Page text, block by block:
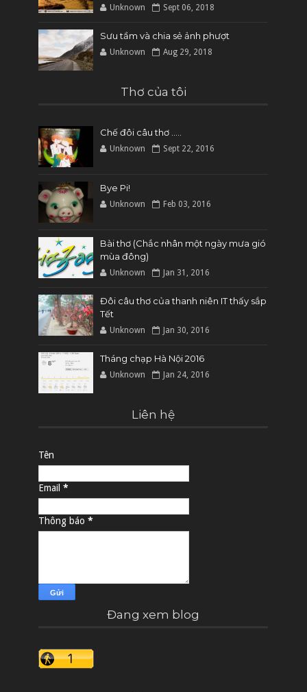
Unknown Sept 06, 2018
Sưu tầm và chia sẻ ảnh phượt
Unknown Aug 29, 2018
Thơ của tôi
Chế đôi câu thơ .....
Unknown Sept 22, 2016
Bye Pi!
Unknown Feb 03, 2016
Bài thơ (Chắc nhân một ngày mưa gió
mùa đông)
Unknown Jan 31, 2016
Đôi câu thơ của thanh niên IT thấy sắp
Tết
Unknown Jan 30, 2016
Tháng chạp Hà Nội 2016
Unknown Jan 24, 2016
Liên hệ
Tên
Email*
Thông báo*
Đang xem blog